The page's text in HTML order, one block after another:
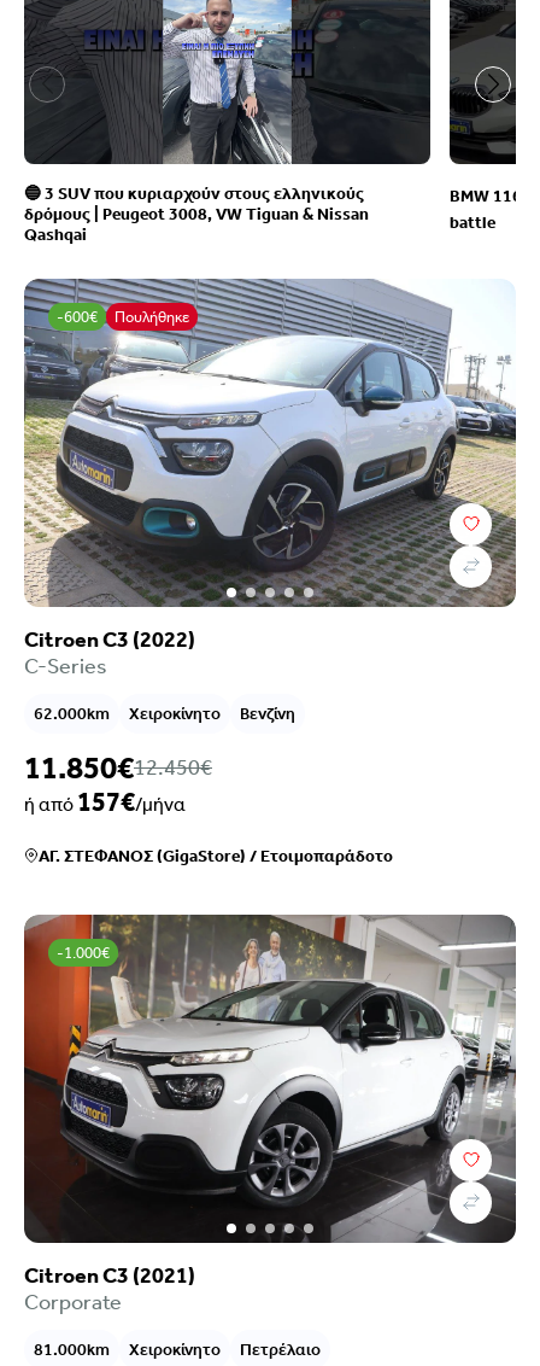
🔵 3 SUV που κυριαρχούν στους ελληνικούς
δρόμους | Peugeot 3008, VW Tiguan & Nissan
Qashqai
BMW 116
battle
-600€ Πουλήθηκε
Citroen C3 (2022)
C-Series
62.000km Χειροκίνητο Βενζίνη
11.850€12.450€
ή από 157€/μήνα
ΑΓ. ΣΤΕΦΑΝΟΣ (GigaStore) /Ετοιμοπαράδοτο
-1.000€
Citroen C3 (2021)
Corporate
81.000km Χειροκίνητο Πετρέλαιο